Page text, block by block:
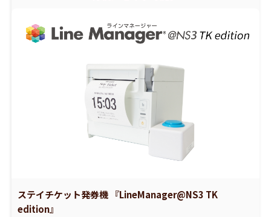
ステイチケット発券機 『LineManager@NS3 TK
edition』